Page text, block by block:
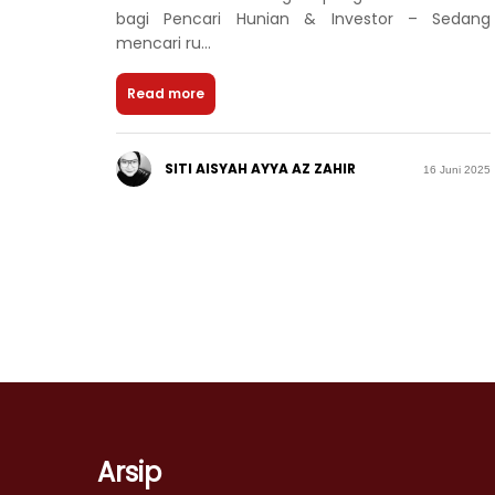
bagi Pencari Hunian & Investor – Sedang
mencari ru...
Read more
SITI AISYAH AYYA AZ ZAHIR 16 Juni 2025
Arsip